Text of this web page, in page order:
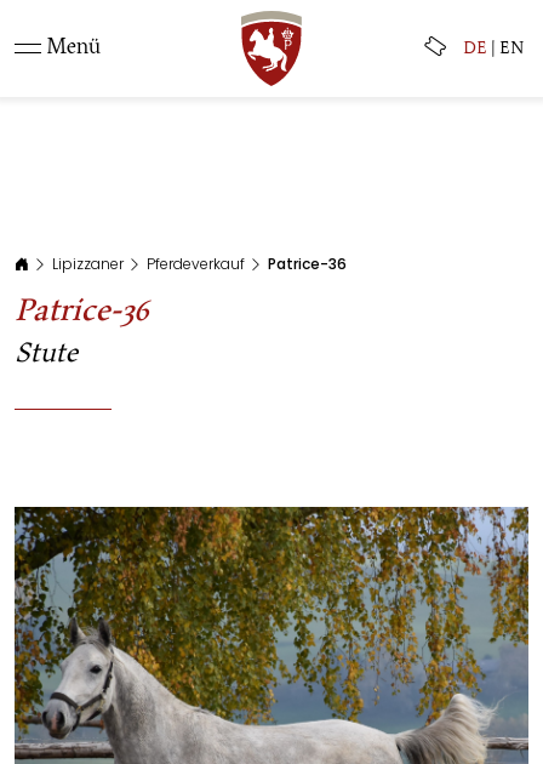
DE EN
Menü
Lipizzaner Pferdeverkauf Patrice-36
Patrice-36
Stute